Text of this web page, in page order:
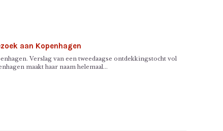
workshop over de inkoop en
aan Kopenhagen
Verslag van een tweedaagse ontdekkingstocht vol
maakt haar naam helemaal...